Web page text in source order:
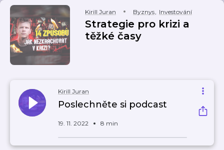
Kirill Juran Byznys, Investování
Strategie pro krizi a
těžké časy
Kirill Juran
Poslechněte si podcast
19. 11. 2022 8 min